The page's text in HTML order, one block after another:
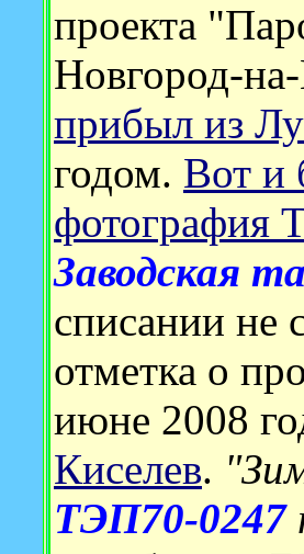
проекта
Новгород-
прибыл из
годом. Вот и
фотография
Заводская
списании не
отметка о
июне 2008
Киселев.
ТЭП70-0247